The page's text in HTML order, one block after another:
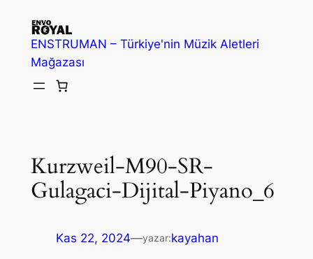
ENSTRUMAN – Türkiye'nin Müzik Aletleri
Mağazası
Kurzweil-M90-SR-
Gulagaci-Dijital-Piyano_6
Kas 22, 2024—yazar:kayahan